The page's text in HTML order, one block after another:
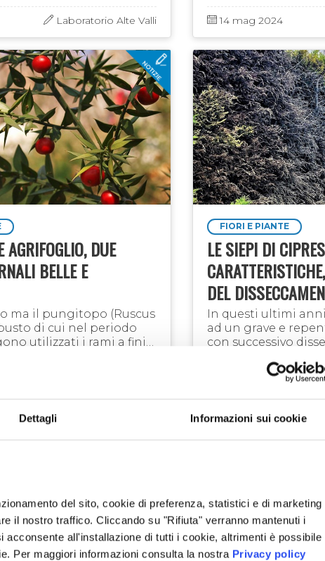
Dettagli Informazioni sui cookie
del sito, cookie di preferenza, statistici e di marketing
il nostro traffico. Cliccando su "Rifiuta" verranno mantenuti i
all'installazione di tutti i cookie, altrimenti è possibile
Per maggiori informazioni consulta la nostra Privacy policy
Laboratorio Alte Valli 14 mag 2024
AGRIFOGLIO, DUE
BELLE E
ma il pungitopo (Ruscus
di cui nel periodo
utilizzati i rami a fini
FIORI E PIANTE
LE SIEPI DI
DEL
In questi ultimi
ad un grave e
con successivo
parte delle
facenti capo
15 nov 2023